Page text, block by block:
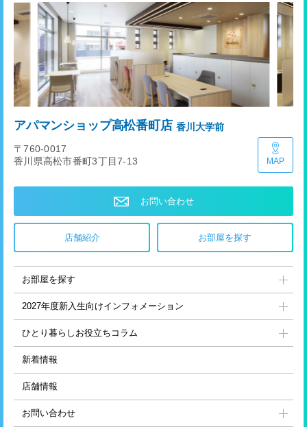
アパマンショップ高松番町店 香川大学前
〒760-0017
香川県高松市番町3丁目7-13
MAP
お問い合わせ
店舗紹介 お部屋を探す
お部屋を探す
2027年度新入生向けインフォメーション
ひとり暮らし お役立ちコラム
新着情報
店舗情報
お問い合わせ